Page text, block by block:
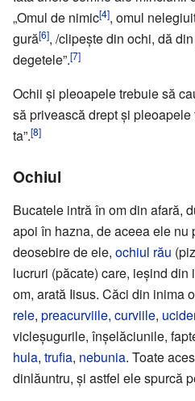
„Omul de nimic[4], omul
gură[6], /clipeşte din ochi, dă
degetele”.[7]
Ochii şi pleoapele trebuie să
să privească drept şi
ta”.[8]
Ochiul
Bucatele intră în om din afară,
apoi în hazna, de aceea ele nu
deosebire de ele, ochiul rău
lucruri (păcate) care, ieşind
om, arată Iisus. Căci din inima
rele, preacurviile, curviile,
vicleşugurile, înşelăciunile,
hula, trufia, nebunia. Toate
dinlăuntru, şi astfel ele spurcă